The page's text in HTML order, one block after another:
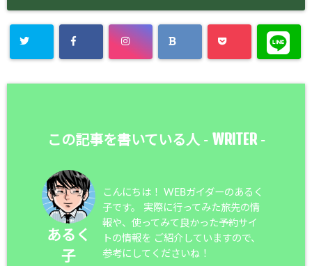
この記事を書いている人 - WRITER-
あるく
子
こんにちは！ WEBガイダーのあるく
子です。 実際に行ってみた旅先の情
報や、使ってみて良かった予約サイ
トの情報を ご紹介していますので、
参考にしてくださいね！